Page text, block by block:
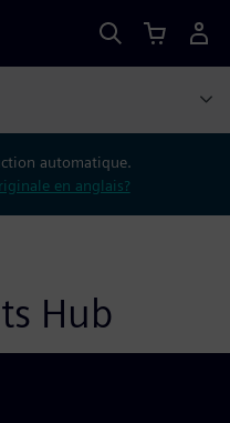
automatique.
en anglais?
Hub